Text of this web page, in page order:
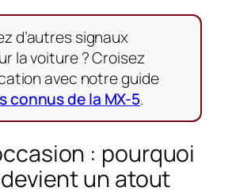
d’autres signaux
la voiture ? Croisez
avec notre guide
connus de la MX-5.
: pourquoi
un atout